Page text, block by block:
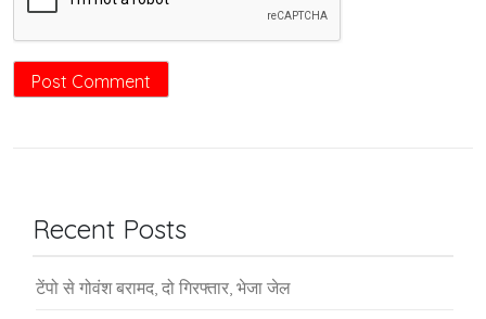
Recent Posts
टेंपो से गोवंश बरामद, दो गिरफ्तार, भेजा जेल